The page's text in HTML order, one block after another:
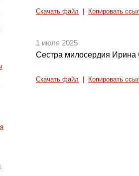
Скачать файл Копировать
1 июля 2025
Сестра милосердия
Скачать файл Копировать